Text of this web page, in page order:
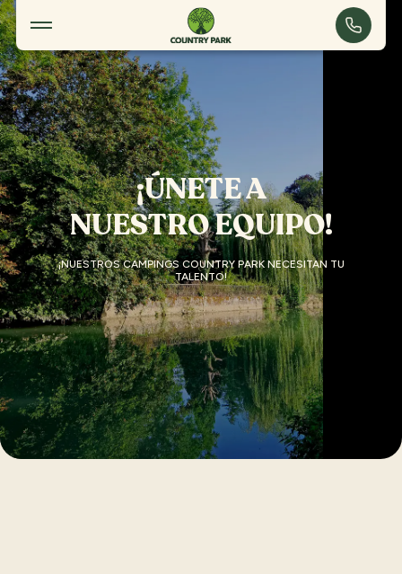
¡ÚNETE A
NUESTRO EQUIPO!
¡NUESTROS CAMPINGS COUNTRY PARK NECESITAN TU
TALENTO!